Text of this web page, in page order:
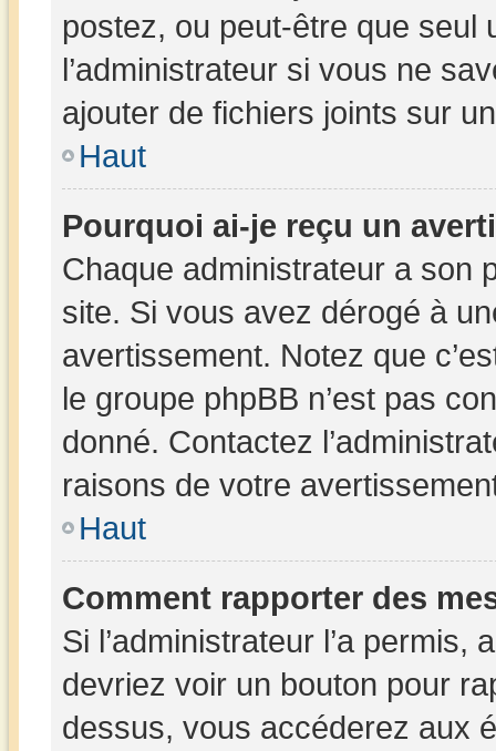
postez, ou peut-être que seul
l’administrateur si vous ne
ajouter de fichiers joints sur
Haut
Pourquoi ai-je reçu un
Chaque administrateur a son
site. Si vous avez dérogé à
avertissement. Notez que
le groupe phpBB n’est pas
donné. Contactez
raisons de votre
Haut
Comment rapporter des
Si l’administrateur l’a
devriez voir un bouton pour
dessus, vous accéderez aux